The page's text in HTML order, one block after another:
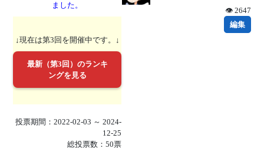
ました。
↓現在は第3回を開催中です。↓
最新（第3回）のランキ
ングを見る
投票期間：2022-02-03 ～ 2024-
12-25
総投票数：50票
👁 2647
編集